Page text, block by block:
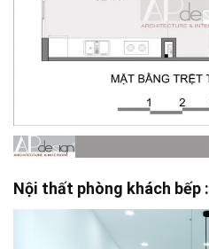
Nội thất phòng khách bếp :